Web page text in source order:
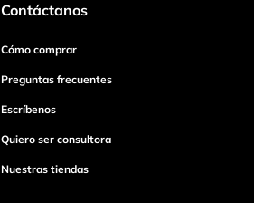
Contáctanos
Cómo comprar
Preguntas frecuentes
Escríbenos
Quiero ser consultora
Nuestras tiendas